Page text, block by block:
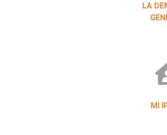
LA
MI